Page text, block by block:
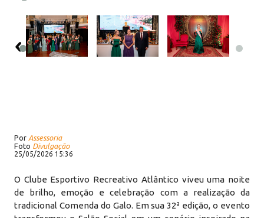
Por Assessoria
Foto Divulgação
25/05/2026 15:36
O Clube Esportivo Recreativo Atlântico viveu uma noite
de brilho, emoção e celebração com a realização da
tradicional Comenda do Galo. Em sua 32ª edição, o evento